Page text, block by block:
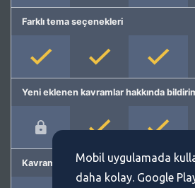
Farklı tema seçenekleri
Yeni eklenen kavramlar hakkında
Kavram önermeMobil uygulamada
daha kolay. Google